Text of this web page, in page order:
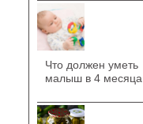
Что должен уметь
малыш в 4 месяца